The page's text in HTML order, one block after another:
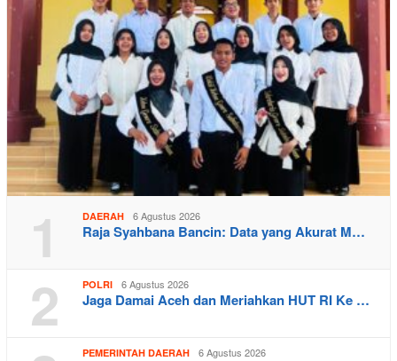
1 DAERAH 6 Agustus 2026
Raja Syahbana Bancin: Data yang Akurat M…
2 POLRI 6 Agustus 2026
Jaga Damai Aceh dan Meriahkan HUT RI Ke …
PEMERINTAH DAERAH 6 Agustus 2026